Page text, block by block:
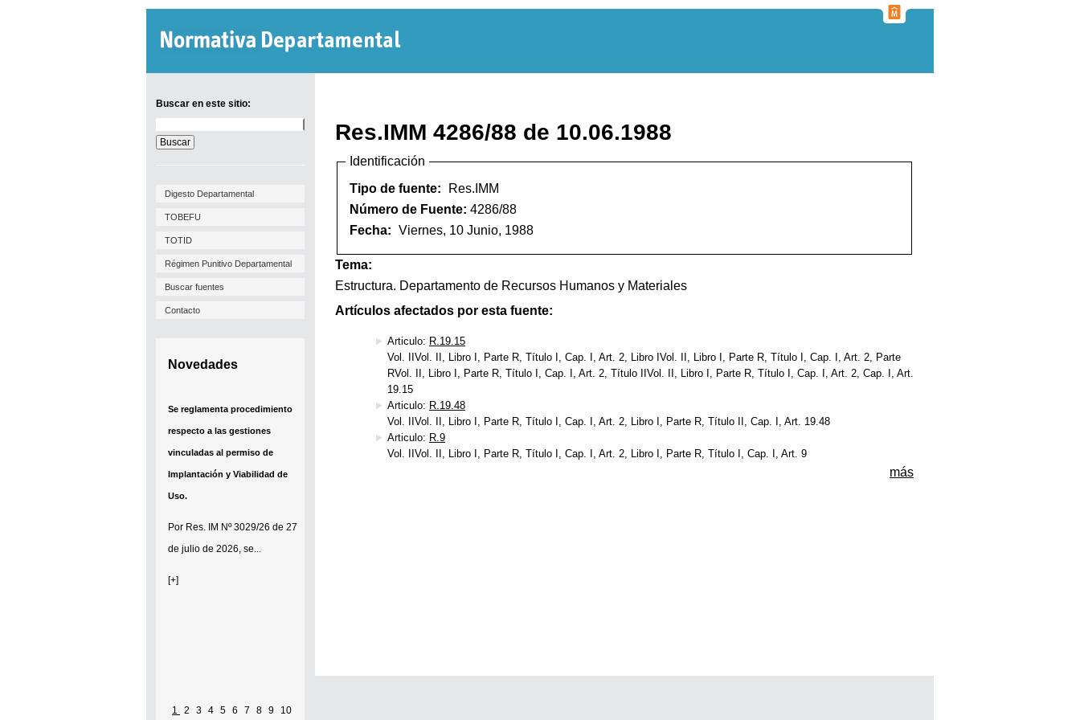
Buscar en este sitio:
en
este
sitio:
Digesto Departamental
TOBEFU
TOTID
Régimen Punitivo Departamental
Buscar fuentes
Contacto
Novedades
Se reglamenta procedimiento
respecto a las gestiones
vinculadas al permiso de
Implantación y Viabilidad de
Uso.
Por Res. IM Nº 3029/26 de 27
de julio de 2026, se...
[+]
1 2 3 4 5 6 7 8 9 10
Res.IMM 4286/88 de 10.06.1988
Identificación
Tipo de fuente:
Res.IMM
Número de Fuente: 4286/88
Fecha: Viernes, 10 Junio, 1988
Tema:
Estructura. Departamento de Recursos Humanos y Materiales
Artículos afectados por esta fuente:
Articulo: R.19.15
Vol. IIVol. II, Libro I, Parte R, Título I, Cap. I, Art. 2, Libro IVol. II, Libro I, Parte R, Título I, Cap. I, Art. 2, Parte
RVol. II, Libro I, Parte R, Título I, Cap. I, Art. 2, Título IIVol. II, Libro I, Parte R, Título I, Cap. I, Art. 2, Cap. I, Art.
19.15
Articulo: R.19.48
Vol. IIVol. II, Libro I, Parte R, Título I, Cap. I, Art. 2, Libro I, Parte R, Título II, Cap. I, Art. 19.48
Articulo: R.9
Vol. IIVol. II, Libro I, Parte R, Título I, Cap. I, Art. 2, Libro I, Parte R, Título I, Cap. I, Art. 9
más